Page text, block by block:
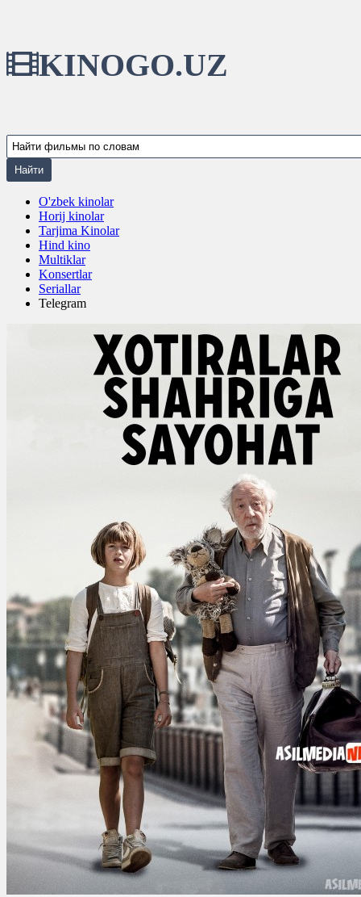
KINOGO.UZ
O'zbek kinolar
Horij kinolar
Tarjima Kinolar
Hind kino
Multiklar
Konsertlar
Seriallar
Telegram